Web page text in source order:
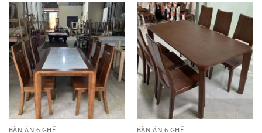
BÀN ĂN 6 GHẾ BÀN ĂN 6 GHẾ